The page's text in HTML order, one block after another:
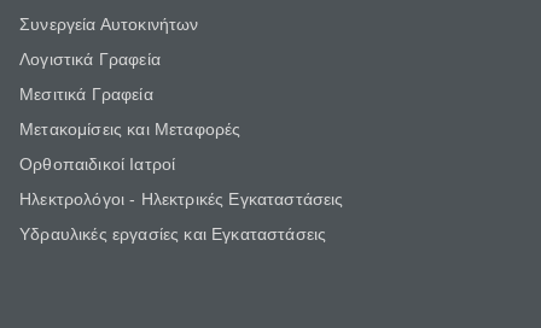
Συνεργεία Αυτοκινήτων
Λογιστικά Γραφεία
Μεσιτικά Γραφεία
Μετακομίσεις και Μεταφορές
Ορθοπαιδικοί Ιατροί
Ηλεκτρολόγοι - Ηλεκτρικές Εγκαταστάσεις
Υδραυλικές εργασίες και Εγκαταστάσεις